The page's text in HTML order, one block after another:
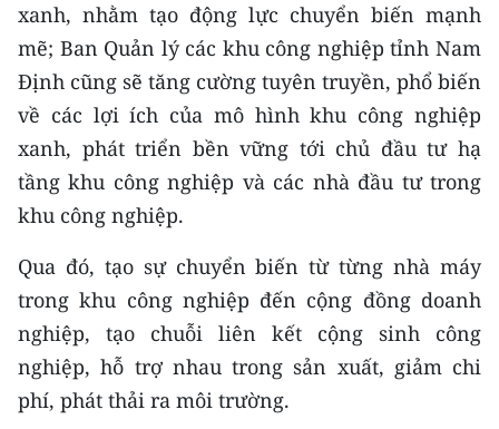
xanh, nhằm tạo động lực chuyển biến mạnh
mẽ; Ban Quản lý các khu công nghiệp tỉnh Nam
Định cũng sẽ tăng cường tuyên truyền, phổ biến
về các lợi ích của mô hình khu công nghiệp
xanh, phát triển bền vững tới chủ đầu tư hạ
tầng khu công nghiệp và các nhà đầu tư trong
khu công nghiệp.
Qua đó, tạo sự chuyển biến từ từng nhà máy
trong khu công nghiệp đến cộng đồng doanh
nghiệp, tạo chuỗi liên kết cộng sinh công
nghiệp, hỗ trợ nhau trong sản xuất, giảm chi
phí, phát thải ra môi trường.